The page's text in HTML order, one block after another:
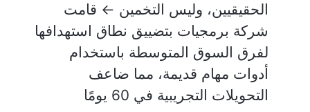
الحقيقيين، وليس التخمين ← قامت
شركة برمجيات بتضييق نطاق استهدافها
لفرق السوق المتوسطة باستخدام
أدوات مهام قديمة، مما ضاعف
التحويلات التجريبية في 60 يومًا